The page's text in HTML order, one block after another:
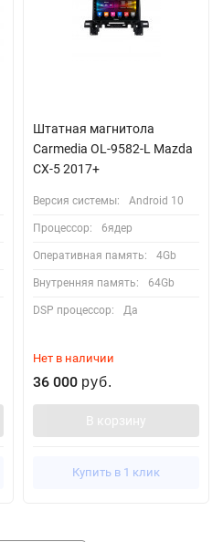
Штатная магнитола
Carmedia OL-9582-L Mazda
CX-5 2017+
Версия системы: Android 10
Процессор: 6ядер
Оперативная память: 4Gb
Внутренняя память: 64Gb
DSP процессор: Да
Нет в наличии
36 000 руб.
В корзину
Купить в 1 клик